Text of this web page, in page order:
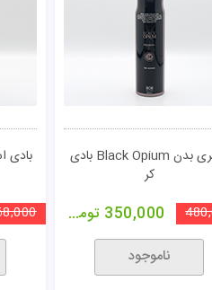
اسپری بدن Black Opium بادی
کر
350,000 تومان
ناموجود